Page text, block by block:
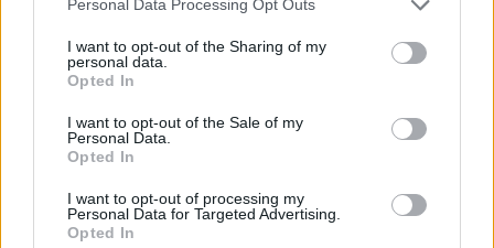
Personal Data Processing Opt Outs
I want to opt-out of the Sharing of my
personal data.
Opted In
I want to opt-out of the Sale of my
Personal Data.
Opted In
I want to opt-out of processing my
Personal Data for Targeted Advertising.
Opted In
#napad
#gosti #partner